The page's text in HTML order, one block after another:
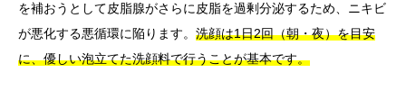
を補おうとして皮脂腺がさらに皮脂を過剰分泌するため、ニキビ
が悪化する悪循環に陥ります。 洗顔は1日2回（朝・夜）を目安
に、優しい泡立てた洗顔料で行うことが基本です。